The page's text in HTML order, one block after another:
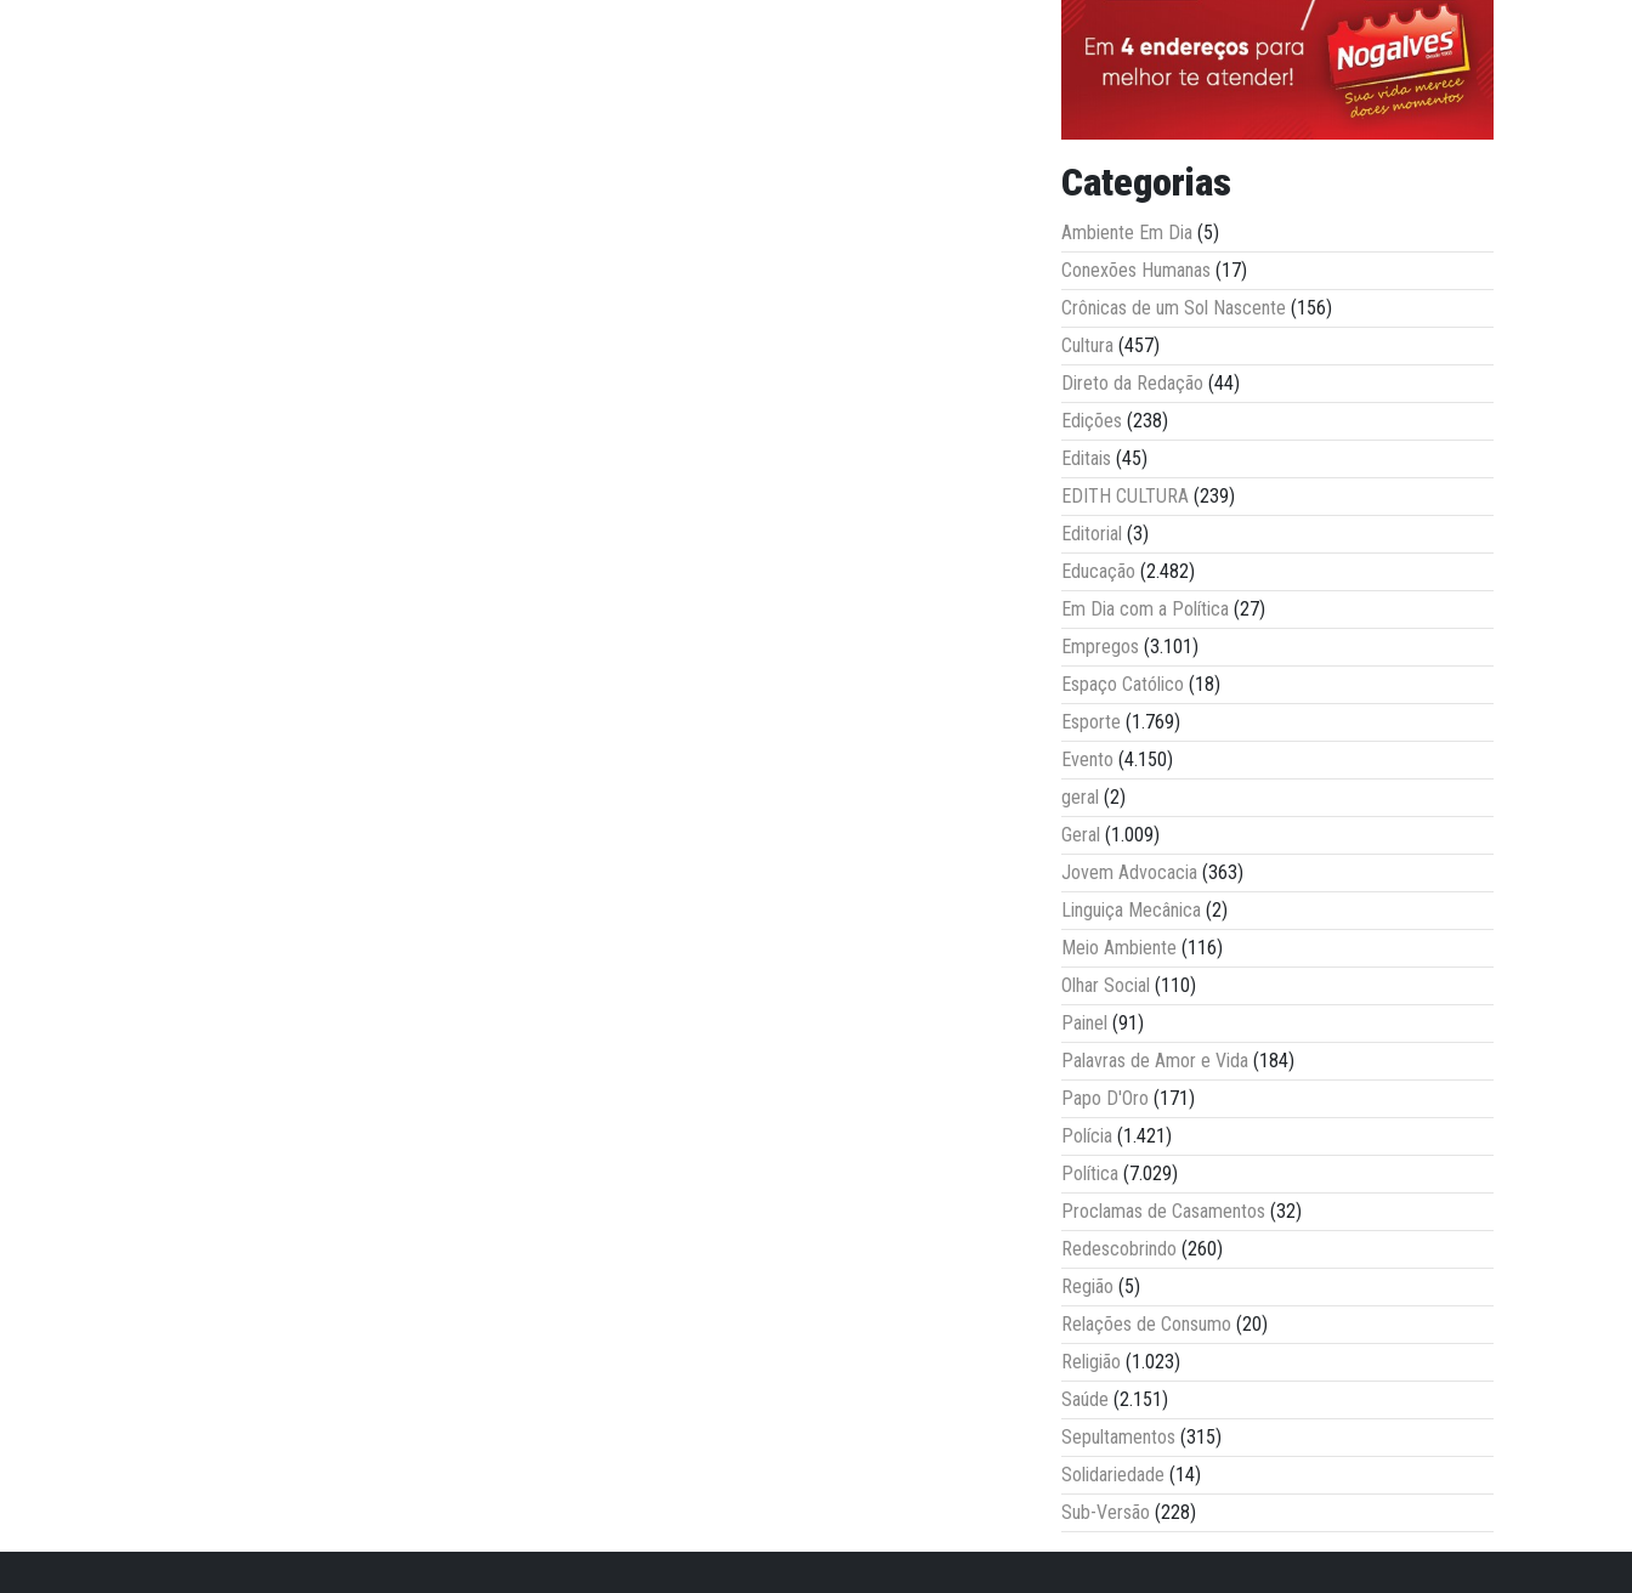
Categorias
Ambiente Em Dia (5)
Conexões Humanas (17)
Crônicas de um Sol Nascente (156)
Cultura (457)
Direto da Redação (44)
Edições (238)
Editais (45)
EDITH CULTURA (239)
Editorial (3)
Educação (2.482)
Em Dia com a Política (27)
Empregos (3.101)
Espaço Católico (18)
Esporte (1.769)
Evento (4.150)
geral (2)
Geral (1.009)
Jovem Advocacia (363)
Linguiça Mecânica (2)
Meio Ambiente (116)
Olhar Social (110)
Painel (91)
Palavras de Amor e Vida (184)
Papo D'Oro (171)
Polícia (1.421)
Política (7.029)
Proclamas de Casamentos (32)
Redescobrindo (260)
Região (5)
Relações de Consumo (20)
Religião (1.023)
Saúde (2.151)
Sepultamentos (315)
Solidariedade (14)
Sub-Versão (228)